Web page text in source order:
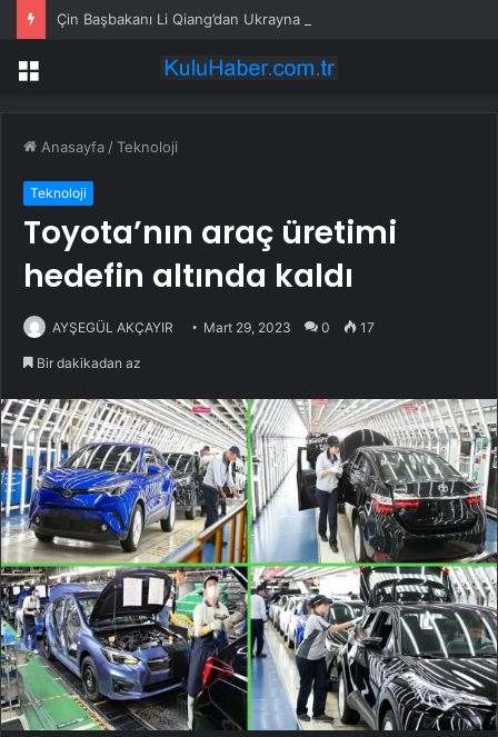
Menü
Anasayfa /Teknoloji
Teknoloji
Toyota’nın araç üretimi
hedefin altında kaldı
AYŞEGÜL AKÇAYIR Mart 29, 2023 0 17
Bir dakikadan az